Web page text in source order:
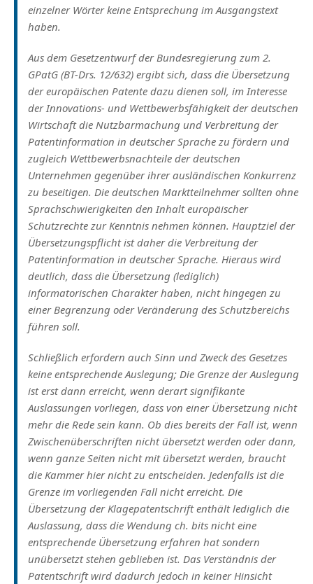
einzelner Wörter keine Entsprechung im Ausgangstext
haben.
Aus dem Gesetzentwurf der Bundesregierung zum 2.
GPatG (BT-Drs. 12/632) ergibt sich, dass die Übersetzung
der europäischen Patente dazu dienen soll, im Interesse
der Innovations- und Wettbewerbsfähigkeit der deutschen
Wirtschaft die Nutzbarmachung und Verbreitung der
Patentinformation in deutscher Sprache zu fördern und
zugleich Wettbewerbsnachteile der deutschen
Unternehmen gegenüber ihrer ausländischen Konkurrenz
zu beseitigen. Die deutschen Marktteilnehmer sollten ohne
Sprachschwierigkeiten den Inhalt europäischer
Schutzrechte zur Kenntnis nehmen können. Hauptziel der
Übersetzungspflicht ist daher die Verbreitung der
Patentinformation in deutscher Sprache. Hieraus wird
deutlich, dass die Übersetzung (lediglich)
informatorischen Charakter haben, nicht hingegen zu
einer Begrenzung oder Veränderung des Schutzbereichs
führen soll.
Schließlich erfordern auch Sinn und Zweck des Gesetzes
keine entsprechende Auslegung; Die Grenze der Auslegung
ist erst dann erreicht, wenn derart signifikante
Auslassungen vorliegen, dass von einer Übersetzung nicht
mehr die Rede sein kann. Ob dies bereits der Fall ist, wenn
Zwischenüberschriften nicht übersetzt werden oder dann,
wenn ganze Seiten nicht mit übersetzt werden, braucht
die Kammer hier nicht zu entscheiden. Jedenfalls ist die
Grenze im vorliegenden Fall nicht erreicht. Die
Übersetzung der Klagepatentschrift enthält lediglich die
Auslassung, dass die Wendung ch. bits nicht eine
entsprechende Übersetzung erfahren hat sondern
unübersetzt stehen geblieben ist. Das Verständnis der
Patentschrift wird dadurch jedoch in keiner Hinsicht